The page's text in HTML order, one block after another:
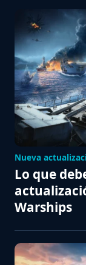
Nueva
Lo que
Warships